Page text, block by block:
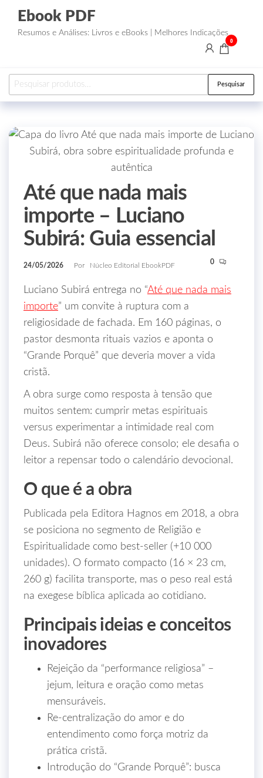
Ebook PDF
Resumos e Análises: Livros e eBooks | Melhores Indicações
0
Pesquisar
Até que nada mais
importe – Luciano
Subirá: Guia essencial
24/05/2026 Por Núcleo Editorial EbookPDF 0
Luciano Subirá entrega no “Até que nada mais
importe” um convite à ruptura com a
religiosidade de fachada. Em 160 páginas, o
pastor desmonta rituais vazios e aponta o
“Grande Porquê” que deveria mover a vida
cristã.
A obra surge como resposta à tensão que
muitos sentem: cumprir metas espirituais
versus experimentar a intimidade real com
Deus. Subirá não oferece consolo; ele desafia o
leitor a repensar todo o calendário devocional.
O que é a obra
Publicada pela Editora Hagnos em 2018, a obra
se posiciona no segmento de Religião e
Espiritualidade como best‑seller (+10 000
unidades). O formato compacto (16 × 23 cm,
260 g) facilita transporte, mas o peso real está
na exegese bíblica aplicada ao cotidiano.
Principais ideias e conceitos
inovadores
Rejeição da “performance religiosa” –
jejum, leitura e oração como metas
mensuráveis.
Re‑centralização do amor e do
entendimento como força motriz da
prática cristã.
Introdução do “Grande Porquê”: busca